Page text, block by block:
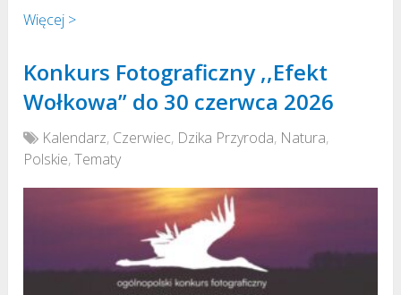
Więcej >
Konkurs Fotograficzny ,,Efekt
Wołkowa” do 30 czerwca 2026
Kalendarz, Czerwiec, Dzika Przyroda, Natura,
Polskie,Tematy